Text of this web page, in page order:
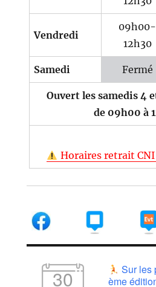
Vendredi
09h00-
12h30
Samedi Fermé
Ouvert les samedis 4
de 09h00 à
Horaires retrait
30
Sur les
ème